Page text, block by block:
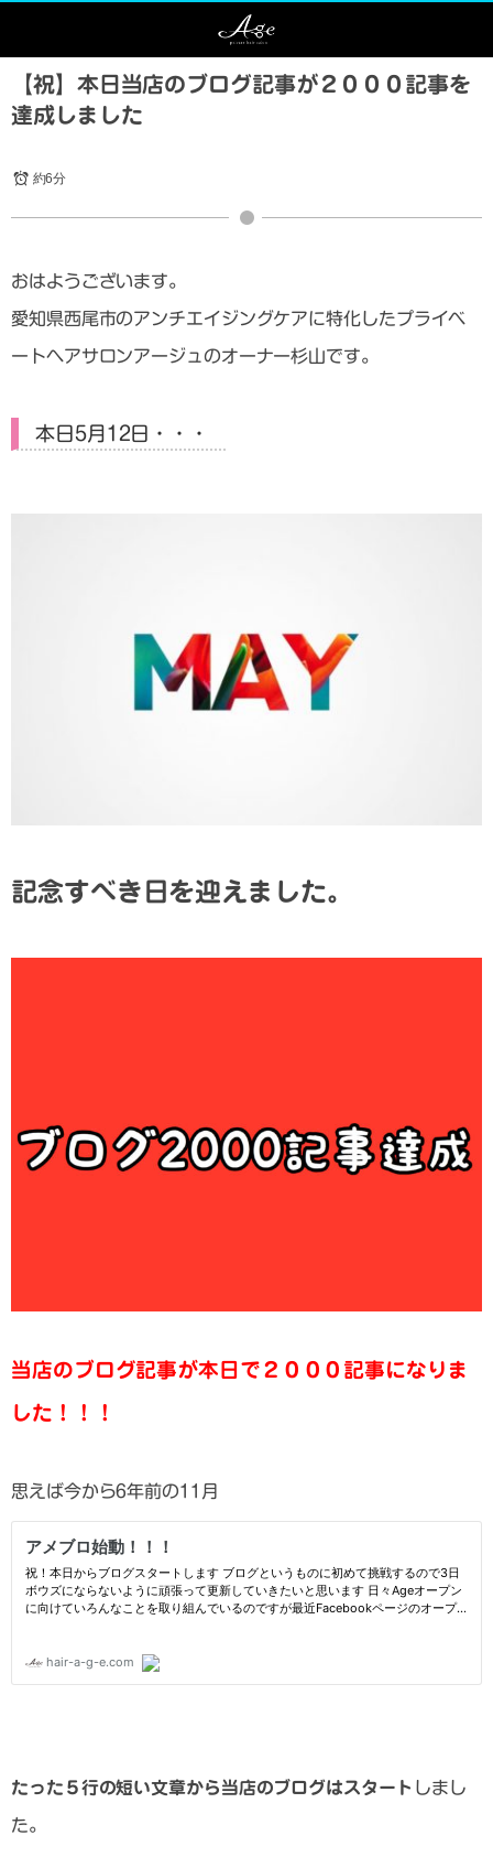
【祝】本日当店のブログ記事が２０００記事を
達成しました
約6分
おはようございます。
愛知県西尾市のアンチエイジングケアに特化したプライベ
ートヘアサロンアージュのオーナー杉山です。
本日5月12日・・・
記念すべき日を迎えました。
当店のブログ記事が本日で２０００記事になりま
した！！！
思えば今から6年前の11月
たった５行の短い文章から当店のブログはスタート しまし
た。